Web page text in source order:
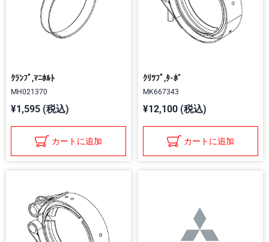
ｸﾗﾝﾌﾟ,ﾏﾆﾎﾙﾄ
MH021370
¥1,595 (税込)
カートに追加
ｸﾘﾂﾌﾟ,ﾀ-ﾎﾞ
MK667343
¥12,100 (税込)
カートに追加